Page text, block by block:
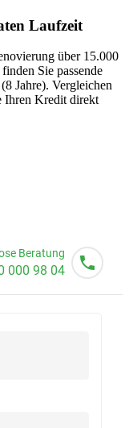
Laufzeit
über 15.000
Sie passende
Jahre). Vergleichen
Ihren Kredit direkt